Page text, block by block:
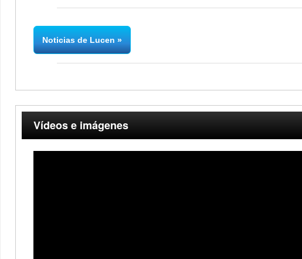
Noticias de Lucen
Vídeos e imágenes